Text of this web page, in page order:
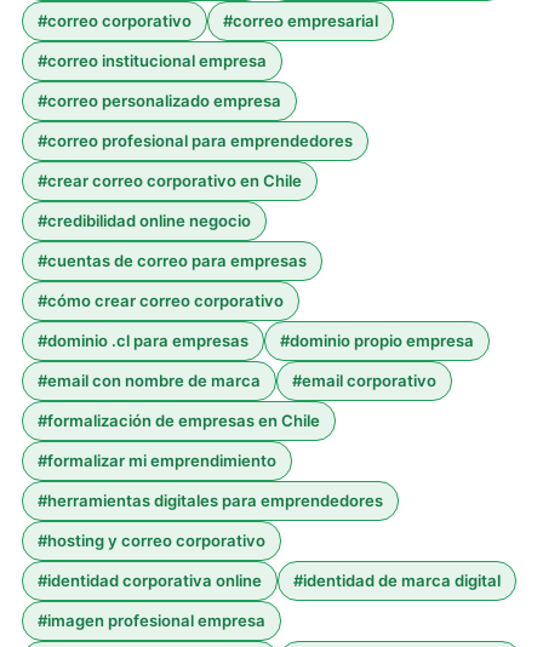
#correo corporativo #correo empresarial
#correo institucional empresa
#correo personalizado empresa
#correo profesional para emprendedores
#crear correo corporativo en Chile
#credibilidad online negocio
#cuentas de correo para empresas
#cómo crear correo corporativo
#dominio .cl para empresas #dominio propio empresa
#email con nombre de marca #email corporativo
#formalización de empresas en Chile
#formalizar mi emprendimiento
#herramientas digitales para emprendedores
#hosting y correo corporativo
#identidad corporativa online #identidad de marca digital
#imagen profesional empresa